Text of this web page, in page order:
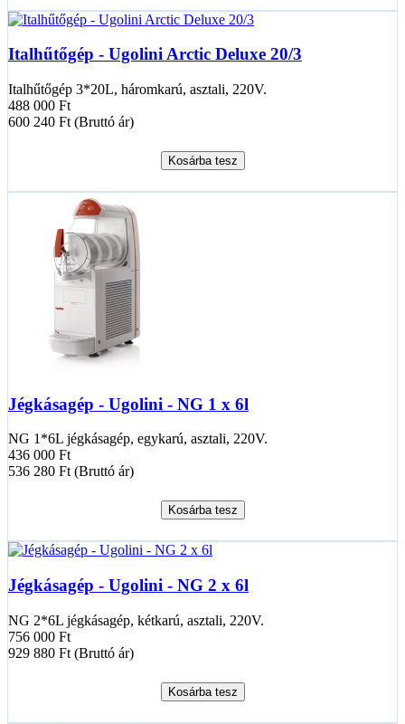
Italhűtőgép - Ugolini Arctic Deluxe 20/3
Italhűtőgép 3*20L, háromkarú, asztali, 220V.
488 000 Ft
600 240 Ft (Bruttó ár)
Kosárba tesz
Jégkásagép - Ugolini - NG 1 x 6l
NG 1*6L jégkásagép, egykarú, asztali, 220V.
436 000 Ft
536 280 Ft (Bruttó ár)
Kosárba tesz
Jégkásagép - Ugolini - NG 2 x 6l
NG 2*6L jégkásagép, kétkarú, asztali, 220V.
756 000 Ft
929 880 Ft (Bruttó ár)
Kosárba tesz